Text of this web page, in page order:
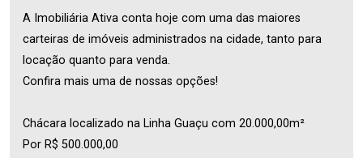
A Imobiliária Ativa conta hoje com uma das maiores
carteiras de imóveis administrados na cidade, tanto para
locação quanto para venda.
Confira mais uma de nossas opções!
Chácara localizado na Linha Guaçu com 20.000,00m²
Por R$ 500.000,00